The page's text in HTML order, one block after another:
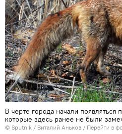
В черте города начали появляться
которые здесь ранее не были
© Sputnik / Виталий Аньков / Перейти в